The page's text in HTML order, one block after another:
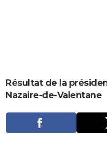
DICTIONNAIRE
PROGRAMME TV
COPAINS D'AVANT
Résultat de la
Nazaire-de-Valentane